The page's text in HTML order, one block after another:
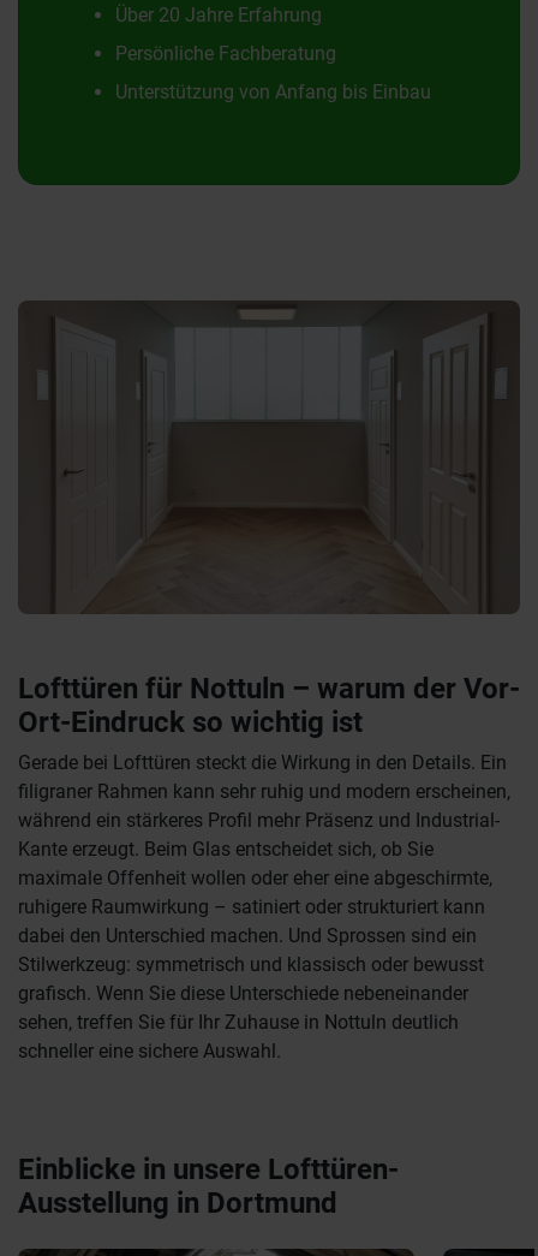
Über 20 Jahre Erfahrung
Persönliche Fachberatung
Unterstützung von Anfang bis Einbau
Lofttüren für Nottuln – warum der Vor-
Ort-Eindruck so wichtig ist
Gerade bei Lofttüren steckt die Wirkung in den Details. Ein
filigraner Rahmen kann sehr ruhig und modern erscheinen,
während ein stärkeres Profil mehr Präsenz und Industrial-
Kante erzeugt. Beim Glas entscheidet sich, ob Sie
maximale Offenheit wollen oder eher eine abgeschirmte,
ruhigere Raumwirkung – satiniert oder strukturiert kann
dabei den Unterschied machen. Und Sprossen sind ein
Stilwerkzeug: symmetrisch und klassisch oder bewusst
grafisch. Wenn Sie diese Unterschiede nebeneinander
sehen, treffen Sie für Ihr Zuhause in Nottuln deutlich
schneller eine sichere Auswahl.
Einblicke in unsere Lofttüren-
Ausstellung in Dortmund